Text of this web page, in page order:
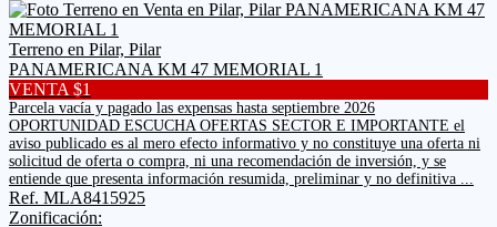
Terreno en Pilar, Pilar
PANAMERICANA KM 47 MEMORIAL 1
VENTA $1
Parcela vacía y pagado las expensas hasta septiembre 2026
OPORTUNIDAD ESCUCHA OFERTAS SECTOR E IMPORTANTE el
aviso publicado es al mero efecto informativo y no constituye una oferta ni
solicitud de oferta o compra, ni una recomendación de inversión, y se
entiende que presenta información resumida, preliminar y no definitiva ...
Ref. MLA8415925
Zonificación: